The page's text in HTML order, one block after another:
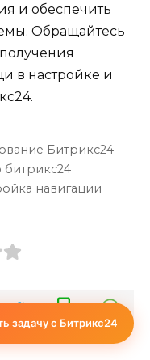
и обеспечить
Обращайтесь
в настройке и
Битрикс24
навигации
задачу с Битрикс24